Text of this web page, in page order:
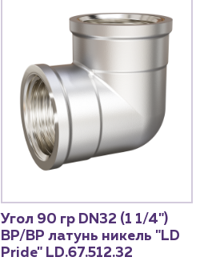
Угол 90 гр DN32 (1 1/4")
ВР/ВР латунь никель "LD
Pride" LD.67.512.32